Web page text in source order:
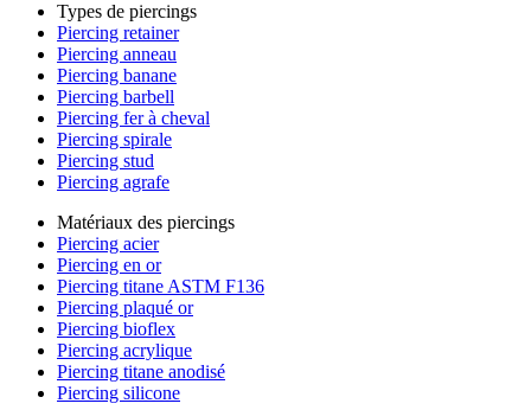
Types de piercings
Piercing retainer
Piercing anneau
Piercing banane
Piercing barbell
Piercing fer à cheval
Piercing spirale
Piercing stud
Piercing agrafe
Matériaux des piercings
Piercing acier
Piercing en or
Piercing titane ASTM F136
Piercing plaqué or
Piercing bioflex
Piercing acrylique
Piercing titane anodisé
Piercing silicone